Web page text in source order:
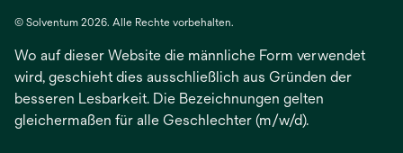
einer
Registerkarte
geöffnet
© Solventum 2026. Alle Rechte vorbehalten.
Wo auf dieser Website die männliche Form verwendet
wird, geschieht dies ausschließlich aus Gründen der
besseren Lesbarkeit. Die Bezeichnungen gelten
gleichermaßen für alle Geschlechter (m/w/d).